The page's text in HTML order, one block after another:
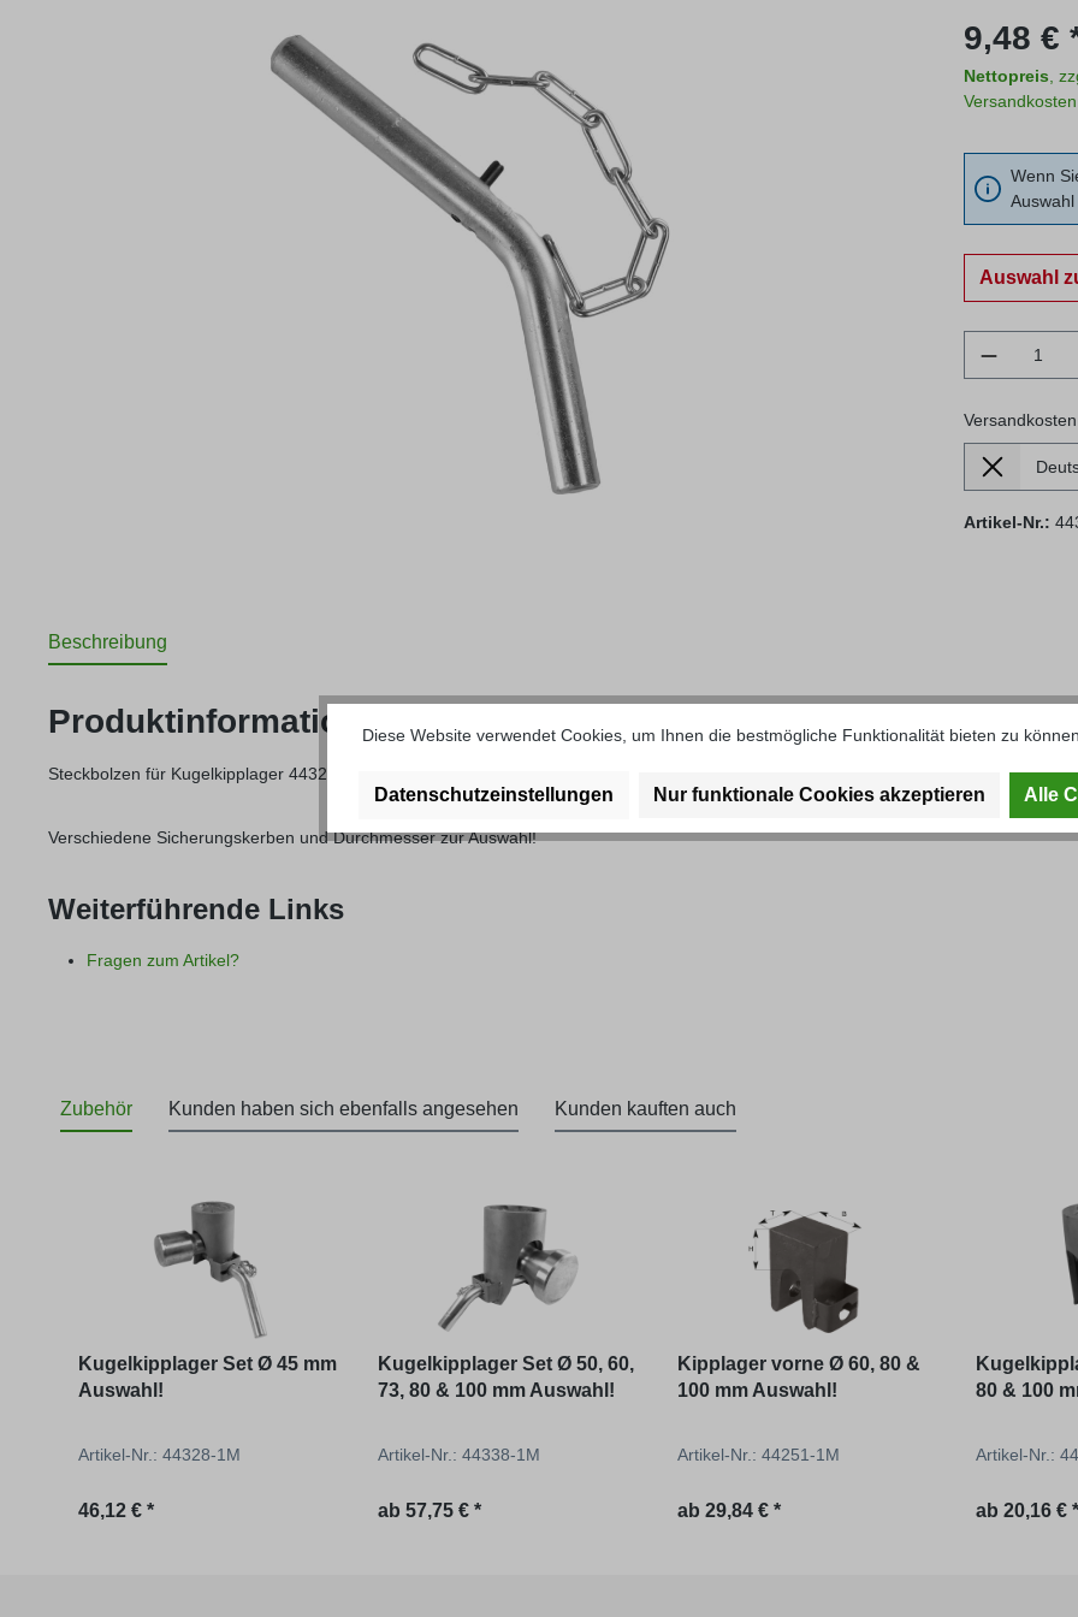
Regulärer Preis:
9,48 €
Nettopreis ,
Versandkosten
Wenn
Auswahl
Auswahl
Lieferland
Artikel-Nr.:
Beschreibung
Produktinformationen "Steckbolzen Ø 13, 15, 18, 20 & 25 mm
Steckbolzen für Kugelkipplager 44320
Verschiedene Sicherungskerben und Durchmesser zur Auswahl!
Weiterführende Links
Fragen zum Artikel?
Zubehör Kunden haben sich ebenfalls angesehen Kunden kauften auch
Kugelkipplager Set Ø 45 mm
Auswahl!
Artikel-Nr.: 44328-1M
46,12 € *
Kugelkipplager Set Ø 50, 60,
73, 80 & 100 mm Auswahl!
Artikel-Nr.: 44338-1M
ab 57,75 € *
Kipplager vorne Ø 60, 80 &
100 mm Auswahl!
Artikel-Nr.: 44251-1M
ab 29,84 € *
80 & 100
Artikel-Nr.:
ab20,16 € *
Diese Website verwendet Cookies, um Ihnen die bestmögliche Funktionalität bieten zu
Datenschutzeinstellungen Nur funktionale Cookies akzeptieren Alle